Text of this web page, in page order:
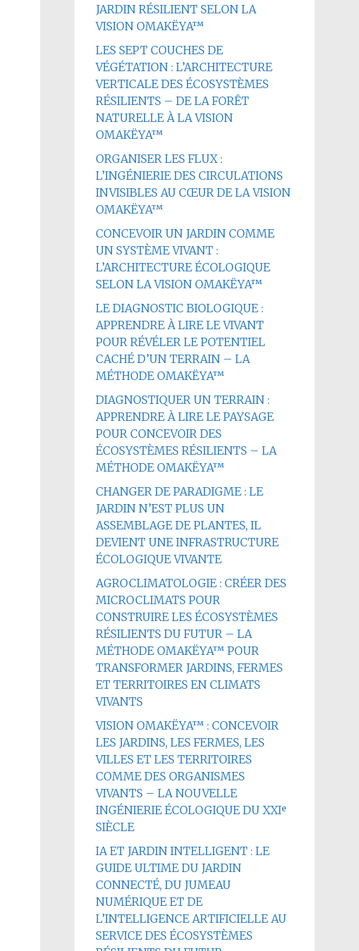
JARDIN RÉSILIENT SELON LA
VISION OMAKËYA™
LES SEPT COUCHES DE
VÉGÉTATION : L’ARCHITECTURE
VERTICALE DES ÉCOSYSTÈMES
RÉSILIENTS – DE LA FORÊT
NATURELLE À LA VISION
OMAKËYA™
ORGANISER LES FLUX :
L’INGÉNIERIE DES CIRCULATIONS
INVISIBLES AU CŒUR DE LA VISION
OMAKËYA™
CONCEVOIR UN JARDIN COMME
UN SYSTÈME VIVANT :
L’ARCHITECTURE ÉCOLOGIQUE
SELON LA VISION OMAKËYA™
LE DIAGNOSTIC BIOLOGIQUE :
APPRENDRE À LIRE LE VIVANT
POUR RÉVÉLER LE POTENTIEL
CACHÉ D’UN TERRAIN – LA
MÉTHODE OMAKËYA™
DIAGNOSTIQUER UN TERRAIN :
APPRENDRE À LIRE LE PAYSAGE
POUR CONCEVOIR DES
ÉCOSYSTÈMES RÉSILIENTS – LA
MÉTHODE OMAKËYA™
CHANGER DE PARADIGME : LE
JARDIN N’EST PLUS UN
ASSEMBLAGE DE PLANTES, IL
DEVIENT UNE INFRASTRUCTURE
ÉCOLOGIQUE VIVANTE
AGROCLIMATOLOGIE : CRÉER DES
MICROCLIMATS POUR
CONSTRUIRE LES ÉCOSYSTÈMES
RÉSILIENTS DU FUTUR – LA
MÉTHODE OMAKËYA™ POUR
TRANSFORMER JARDINS, FERMES
ET TERRITOIRES EN CLIMATS
VIVANTS
VISION OMAKËYA™ : CONCEVOIR
LES JARDINS, LES FERMES, LES
VILLES ET LES TERRITOIRES
COMME DES ORGANISMES
VIVANTS – LA NOUVELLE
INGÉNIERIE ÉCOLOGIQUE DU XXIᵉ
SIÈCLE
IA ET JARDIN INTELLIGENT : LE
GUIDE ULTIME DU JARDIN
CONNECTÉ, DU JUMEAU
NUMÉRIQUE ET DE
L’INTELLIGENCE ARTIFICIELLE AU
SERVICE DES ÉCOSYSTÈMES